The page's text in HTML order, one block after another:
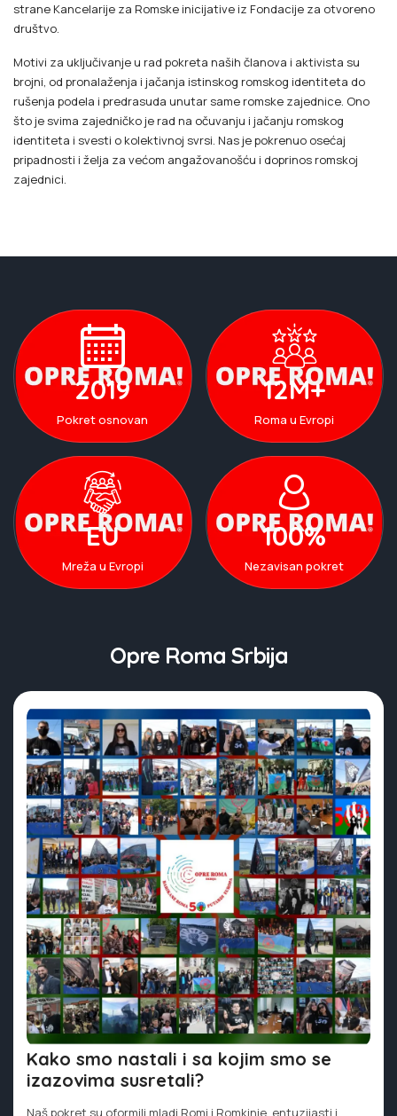
strane Kancelarije za Romske inicijative iz Fondacije za otvoreno
društvo.
Motivi za uključivanje u rad pokreta naših članova i aktivista su
brojni, od pronalaženja i jačanja istinskog romskog identiteta do
rušenja podela i predrasuda unutar same romske zajednice. Ono
što je svima zajedničko je rad na očuvanju i jačanju romskog
identiteta i svesti o kolektivnoj svrsi. Nas je pokrenuo osećaj
pripadnosti i želja za većom angažovanošću i doprinos romskoj
zajednici.
2019
Pokret osnovan
12M+
Roma u Evropi
EU
Mreža u Evropi
100%
Nezavisan pokret
Opre Roma Srbija
Kako smo nastali i sa kojim smo se
izazovima susretali?
Naš pokret su oformili mladi Romi i Romkinje, entuzijasti i